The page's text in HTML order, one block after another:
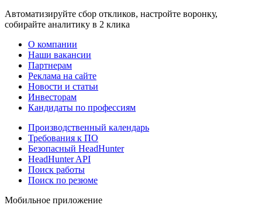
Автоматизируйте сбор откликов, настройте воронку,
собирайте аналитику в 2 клика
О компании
Наши вакансии
Партнерам
Реклама на сайте
Новости и статьи
Инвесторам
Кандидаты по профессиям
Производственный календарь
Требования к ПО
Безопасный HeadHunter
HeadHunter API
Поиск работы
Поиск по резюме
Мобильное приложение